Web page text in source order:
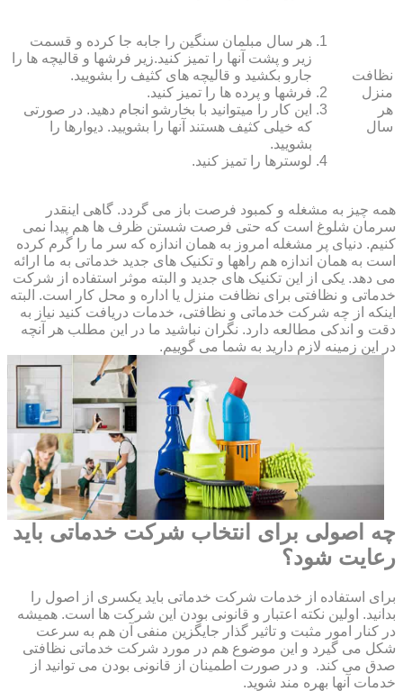
نظافت
منزل
هر
سال
هر سال مبلمان سنگین را جابه جا کرده و قسمت
زیر و پشت آنها را تمیز کنید.زیر فرش‏ها و قالیچه‏ ها را
جارو بکشید و قالیچه‏ های کثیف را بشویید.
فرش‏ها و پرده ‏ها را تمیز کنید.
این کار را می‏توانید با بخارشو انجام دهید. در صورتی
که خیلی کثیف هستند آنها را بشویید. دیوارها را
بشویید.
لوسترها را تمیز کنید.
همه چیز به مشغله و کمبود فرصت باز می گردد. گاهی اینقدر
سرمان شلوغ است که حتی فرصت شستن ظرف ها هم پیدا نمی
کنیم. دنیای پر مشغله امروز به همان اندازه که سر ما را گرم کرده
است به همان اندازه هم راهها و تکنیک های جدید خدماتی به ما ارائه
می دهد. یکی از این تکنیک های جدید و البته موثر استفاده از شرکت
خدماتی و نظافتی برای نظافت منزل یا اداره و محل کار است. البته
اینکه از چه شرکت خدماتی و نظافتی، خدمات دریافت کنید نیاز به
دقت و اندکی مطالعه دارد. نگران نباشید ما در این مطلب هر آنچه
در این زمینه لازم دارید به شما می گوییم.
چه اصولی برای انتخاب شرکت خدماتی باید
رعایت شود؟
برای استفاده از خدمات شرکت خدماتی باید یکسری از اصول را
بدانید. اولین نکته اعتبار و قانونی بودن این شرکت ها است. همیشه
در کنار امور مثبت و تاثیر گذار جایگزین منفی آن هم به سرعت
شکل می گیرد و این موضوع هم در مورد شرکت خدماتی نظافتی
صدق می کند. و در صورت اطمینان از قانونی بودن می توانید از
خدمات آنها بهره مند شوید.